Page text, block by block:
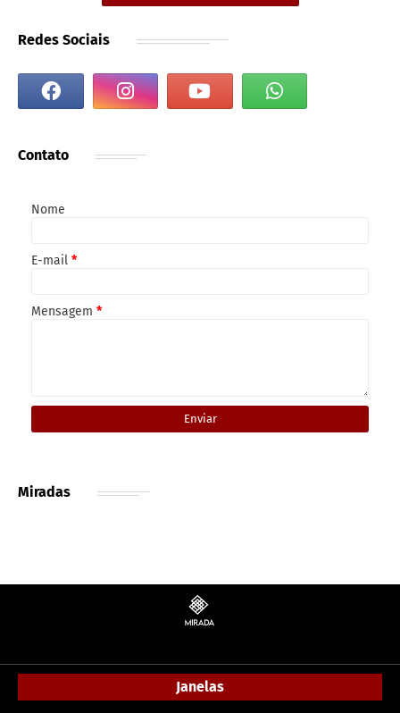
Redes Sociais
Contato
Nome
E-mail *
Mensagem *
Miradas
Janelas